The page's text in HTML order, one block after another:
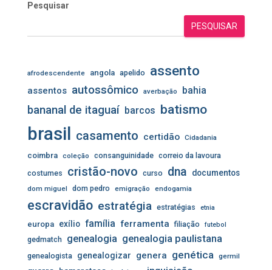
Pesquisar
PESQUISAR
afrodescendente angola apelido assento
assentos autossômico averbação bahia
bananal de itaguaí barcos batismo
brasil casamento certidão Cidadania
coimbra coleção consanguinidade correio da lavoura
costumes
cristão-novo curso dna documentos
dom miguel dom pedro emigração endogamia
escravidão estratégia estratégias etnia
europa exílio família ferramenta filiação futebol
gedmatch genealogia genealogia paulistana
genealogista genealogizar genera genética germil